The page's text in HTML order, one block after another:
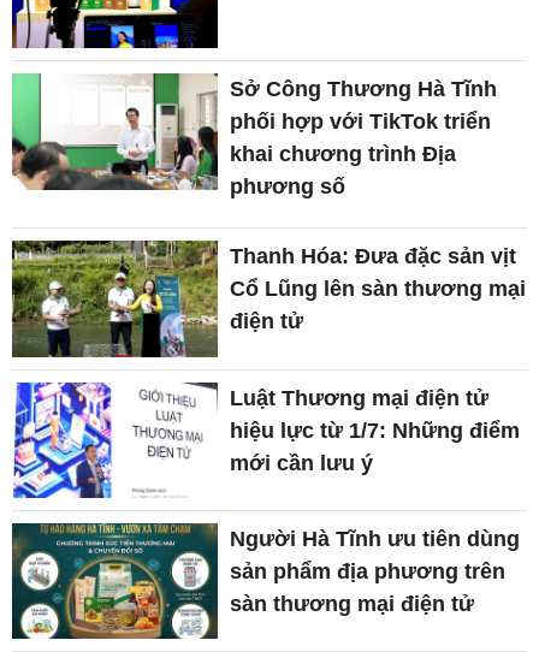
Sở Công Thương Hà Tĩnh
phối hợp với TikTok triển
khai chương trình Địa
phương số
Thanh Hóa: Đưa đặc sản vịt
Cổ Lũng lên sàn thương mại
điện tử
Luật Thương mại điện tử
hiệu lực từ 1/7: Những điểm
mới cần lưu ý
Người Hà Tĩnh ưu tiên dùng
sản phẩm địa phương trên
sàn thương mại điện tử